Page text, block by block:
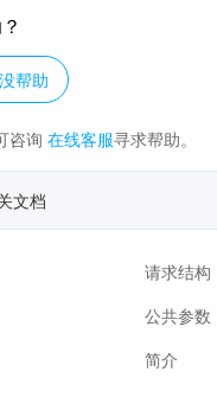
没帮助
咨询 在线客服寻求帮助。
文档
请求结构
公共参数
简介